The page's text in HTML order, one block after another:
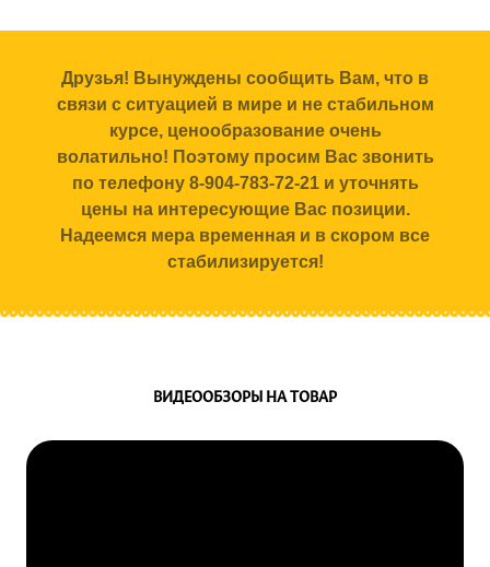
Друзья! Вынуждены сообщить Вам, что в
связи с ситуацией в мире и не стабильном
курсе, ценообразование очень
волатильно! Поэтому просим Вас звонить
по телефону 8-904-783-72-21 и уточнять
цены на интересующие Вас позиции.
Надеемся мера временная и в скором все
стабилизируется!
ВИДЕООБЗОРЫ НА ТОВАР